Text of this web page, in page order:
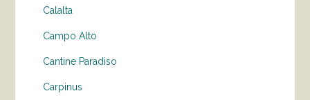
Calalta
Campo Alto
Cantine Paradiso
Carpinus